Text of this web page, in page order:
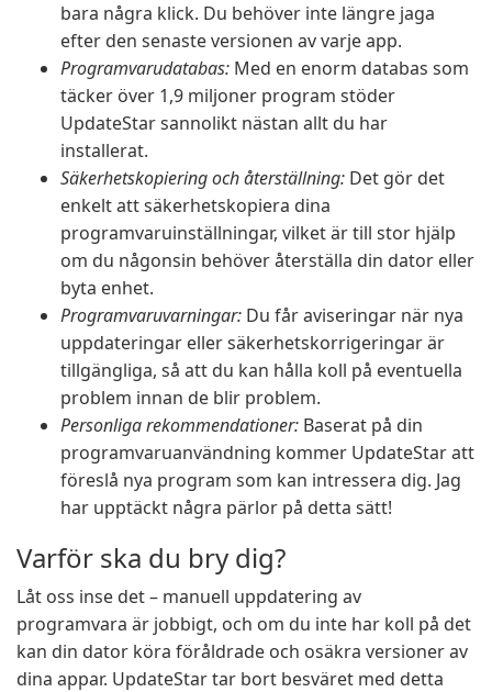
bara några klick. Du behöver inte längre jaga
efter den senaste versionen av varje app.
Programvarudatabas: Med en enorm databas som
täcker över 1,9 miljoner program stöder
UpdateStar sannolikt nästan allt du har
installerat.
Säkerhetskopiering och återställning: Det gör det
enkelt att säkerhetskopiera dina
programvaruinställningar, vilket är till stor hjälp
om du någonsin behöver återställa din dator eller
byta enhet.
Programvaruvarningar: Du får aviseringar när nya
uppdateringar eller säkerhetskorrigeringar är
tillgängliga, så att du kan hålla koll på eventuella
problem innan de blir problem.
Personliga rekommendationer: Baserat på din
programvaruanvändning kommer UpdateStar att
föreslå nya program som kan intressera dig. Jag
har upptäckt några pärlor på detta sätt!
Varför ska du bry dig?
Låt oss inse det – manuell uppdatering av
programvara är jobbigt, och om du inte har koll på det
kan din dator köra föråldrade och osäkra versioner av
dina appar. UpdateStar tar bort besväret med detta